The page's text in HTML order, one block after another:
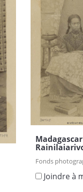
Fonds
Joindre à